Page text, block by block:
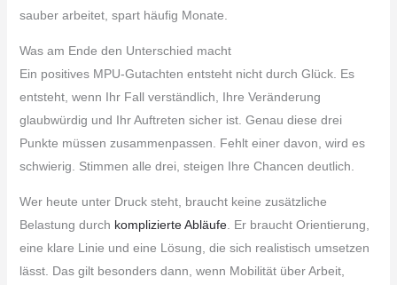
sauber arbeitet, spart häufig Monate.
Was am Ende den Unterschied macht
Ein positives MPU-Gutachten entsteht nicht durch Glück. Es
entsteht, wenn Ihr Fall verständlich, Ihre Veränderung
glaubwürdig und Ihr Auftreten sicher ist. Genau diese drei
Punkte müssen zusammenpassen. Fehlt einer davon, wird es
schwierig. Stimmen alle drei, steigen Ihre Chancen deutlich.
Wer heute unter Druck steht, braucht keine zusätzliche
Belastung durch komplizierte Abläufe. Er braucht Orientierung,
eine klare Linie und eine Lösung, die sich realistisch umsetzen
lässt. Das gilt besonders dann, wenn Mobilität über Arbeit,